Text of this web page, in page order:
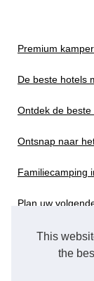
This
the
Premium
De beste hotels
Ontdek de beste
Ontsnap naar
Familiecamping
Plan uw
Top 5 eco